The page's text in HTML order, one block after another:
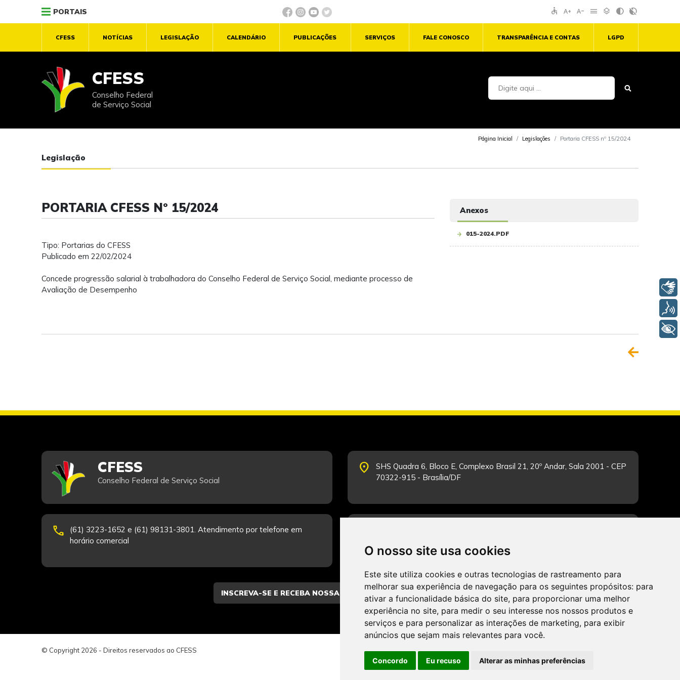
O nosso site usa cookies
Este site utiliza cookies e outras tecnologias de rastreamento para
melhorar sua experiência de navegação para os seguintes propósitos: para
ativar a funcionalidade básica do site, para proporcionar uma melhor
experiência no site, para medir o seu interesse nos nossos produtos e
serviços e para personalizar as interações de marketing, para exibir
anúncios que sejam mais relevantes para você.
Concordo Eu recuso Alterar as minhas preferências
PORTAIS accessible text_increase text_decrease menu layers contrast contrast_rtl_off
CFESS NOTÍCIAS LEGISLAÇÃO CALENDÁRIO PUBLICAÇÕES SERVIÇOS FALE CONOSCO TRANSPARÊNCIA E CONTAS LGPD
CFESS
Conselho Federal
de Serviço Social
Página Inicial Legislações Portaria CFESS nº 15/2024
Legislação
PORTARIA CFESS Nº 15/2024
Tipo: Portarias do CFESS
Publicado em 22/02/2024
Concede progressão salarial à trabalhadora do Conselho Federal de Serviço Social, mediante processo de
Avaliação de Desempenho
Anexos
015-2024.PDF
CFESS
Conselho Federal de Serviço Social
place
SHS Quadra 6, Bloco E, Complexo Brasil 21, 20º Andar, Sala 2001 - CEP
70322-915 - Brasília/DF
phone
(61) 3223-1652 e (61) 98131-3801. Atendimento por telefone em
horário comercial
CADASTRAR
© Copyright 2026 - Direitos reservados ao CFESS